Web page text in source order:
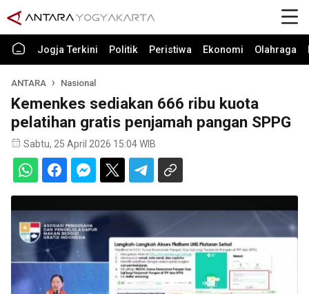
Jogja Terkini Politik Peristiwa Ekonomi Olahraga
ANTARA Nasional
Kemenkes sediakan 666 ribu kuota
pelatihan gratis penjamah pangan SPPG
Sabtu, 25 April 2026 15:04 WIB